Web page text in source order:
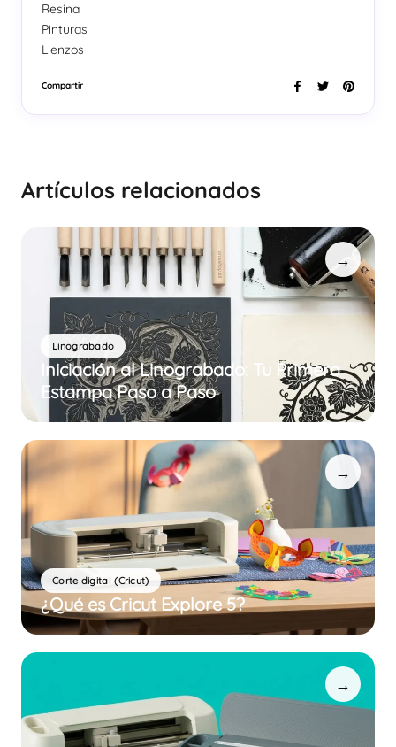
Resina
Pinturas
Lienzos
Compartir
Artículos relacionados
→
Linograbado
Iniciación al Linograbado: Tu Primera
Estampa Paso a Paso
→
Corte digital (Cricut)
¿Qué es Cricut Explore 5?
→